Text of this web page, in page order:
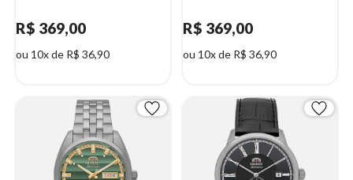
R$ 369,00
ou 10x de R$ 36,90
R$ 369,00
ou 10x de R$ 36,90